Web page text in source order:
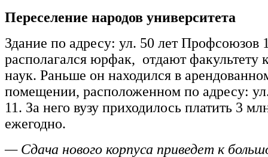
Переселение народов университета
Здание по адресу: ул. 50 лет Профсоюзов
располагался юрфак, отдают факультету
наук. Раньше он находился в
помещении, расположенном по адресу:
11. За него вузу приходилось платить 3
ежегодно.
— Сдача нового корпуса приведет к